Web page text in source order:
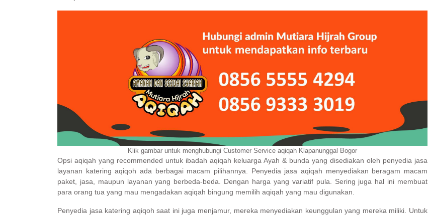
Klik gambar untuk menghubungi Customer Service aqiqah Klapanunggal Bogor
Opsi aqiqah yang recommended untuk ibadah aqiqah keluarga Ayah & bunda yang disediakan oleh penyedia jasa
layanan katering aqiqoh ada berbagai macam pilihannya. Penyedia jasa aqiqah menyediakan beragam macam
paket, jasa, maupun layanan yang berbeda-beda. Dengan harga yang variatif pula. Sering juga hal ini membuat
para orang tua yang mau mengadakan aqiqah bingung memilih aqiqah yang mau digunakan.
Penyedia jasa katering aqiqoh saat ini juga menjamur, mereka menyediakan keunggulan yang mereka miliki. Untuk